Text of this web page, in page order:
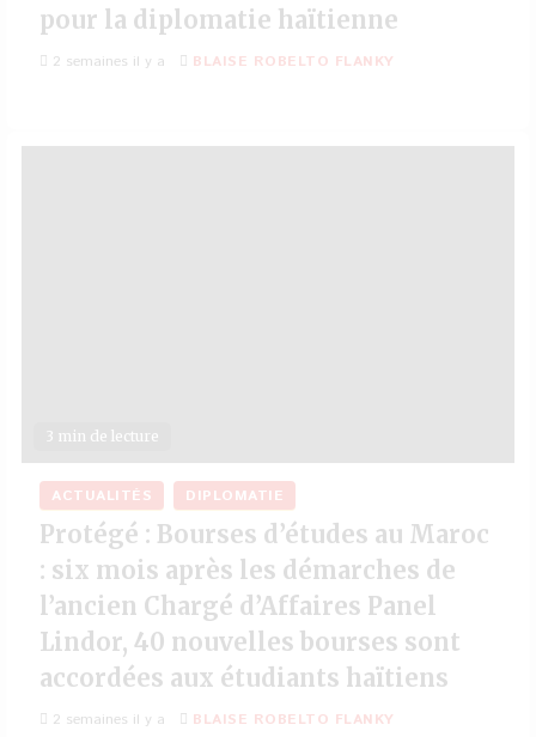
pour la diplomatie haïtienne
2 semaines il y a BLAISE ROBELTO FLANKY
3 min de lecture
ACTUALITÉS DIPLOMATIE
Protégé : Bourses d’études au Maroc
: six mois après les démarches de
l’ancien Chargé d’Affaires Panel
Lindor, 40 nouvelles bourses sont
accordées aux étudiants haïtiens
2 semaines il y a BLAISE ROBELTO FLANKY